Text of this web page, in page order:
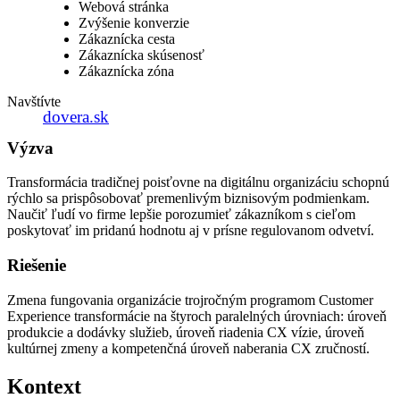
Webová stránka
Zvýšenie konverzie
Zákaznícka cesta
Zákaznícka skúsenosť
Zákaznícka zóna
Navštívte
dovera.sk
Výzva
Transformácia tradičnej poisťovne na digitálnu organizáciu schopnú
rýchlo sa prispôsobovať premenlivým biznisovým podmienkam.
Naučiť ľudí vo firme lepšie porozumieť zákazníkom s cieľom
poskytovať im pridanú hodnotu aj v prísne regulovanom odvetví.
Riešenie
Zmena fungovania organizácie trojročným programom Customer
Experience transformácie na štyroch paralelných úrovniach: úroveň
produkcie a dodávky služieb, úroveň riadenia CX vízie, úroveň
kultúrnej zmeny a kompetenčná úroveň naberania CX zručností.
Kontext